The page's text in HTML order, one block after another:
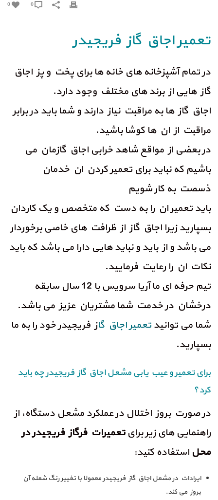
0
تعمیر اجاق گاز فریجیدر
در تمام آشپزخانه های خانه ها برای پخت و پز اجاق
گاز هایی از برند های مختلف وجود دارد.
اجاق گاز ها به مراقبت نیاز دارند و شما باید در برابر
مراقبت از ان ها کوشا باشید.
در بعضی از مواقع شاهد خرابی اجاق گازمان می
باشیم که نباید برای تعمیر کردن ان خدمان
ذسصت به کار شویم
باید تعمیر ان را به دست که متخصص و یک کاردان
بسپارید زیرا اجاق گاز از ظرافت های خاصی برخوردار
می باشد و از باید و نباید هایی دارا می باشد که باید
نکات ان را رعایت فرمایید.
تیم حرفه ای ما آریا سرویس با 12 سال سابقه
درخشان در خدمت شما مشتریان عزیز می باشد.
شما می توانید تعمیر اجاق گاز فریجیدر خود را به ما
بسپارید.
برای تعمیر و عیب یابی مشعل اجاق گاز فریجیدر چه باید
کرد؟
در صورت بروز اختلال در عملکرد مشعل دستگاه، از
راهنمایی های زیر برای تعمیرات فرگاز فریجیدر در
محل استفاده کنید:
ایرادات در مشعل اجاق گاز فریجیدر معمولا با تغییر رنگ شعله آن
بروز می کند.